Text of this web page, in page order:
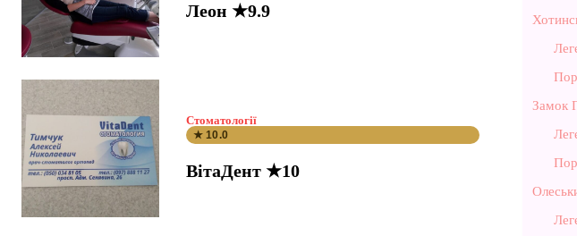
Леон ★9.9
Стоматології
★ 10.0
ВітаДент ★10
Замок